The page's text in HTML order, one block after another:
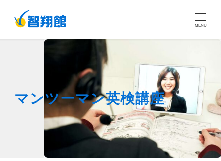
MENU
マンツーマン英検講座